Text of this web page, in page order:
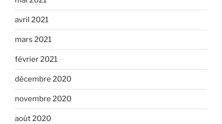
avril 2021
mars 2021
février 2021
décembre 2020
novembre 2020
août 2020